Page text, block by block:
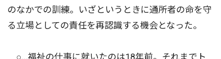
のなかでの訓練。いざというときに通所者の命を守
る立場としての責任を再認識する機会となった。
○…福祉の仕事に就いたのは18年前。それまでト